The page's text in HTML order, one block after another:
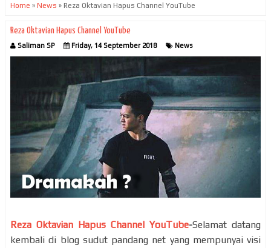
Home » News » Reza Oktavian Hapus Channel YouTube
Reza Oktavian Hapus Channel YouTube
Saliman SP Friday, 14 September 2018 News
Reza Oktavian Hapus Channel YouTube-Selamat datang
kembali di blog sudut pandang net yang mempunyai visi